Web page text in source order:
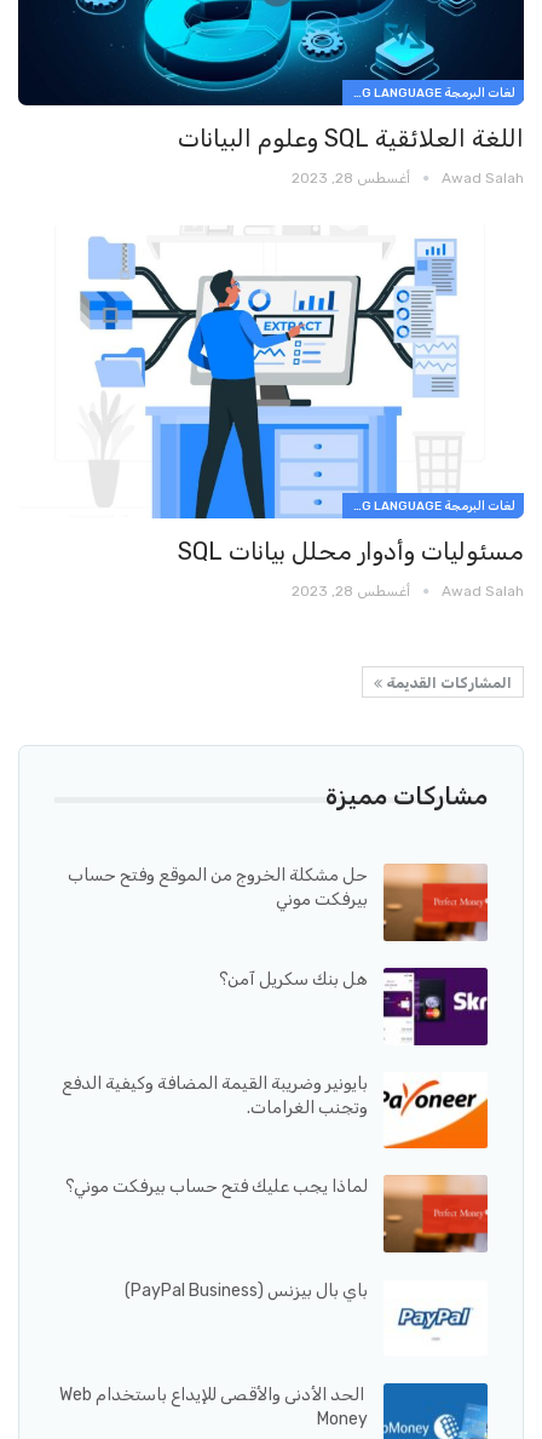
لغات البرمجة PROGRAMMING LANGUAGE
اللغة العلائقية SQL وعلوم البيانات
Awad Salah أغسطس 28, 2023
لغات البرمجة PROGRAMMING LANGUAGE
مسئوليات وأدوار محلل بيانات SQL
Awad Salah أغسطس 28, 2023
المشاركات القديمة
مشاركات مميزة
حل مشكلة الخروج من الموقع وفتح حساب
بيرفكت موني
هل بنك سكريل آمن؟
بايونير وضريبة القيمة المضافة وكيفية الدفع
وتجنب الغرامات.
لماذا يجب عليك فتح حساب بيرفكت موني؟
باي بال بيزنس (PayPal Business)
الحد الأدنى والأقصى للإيداع باستخدام Web
Money